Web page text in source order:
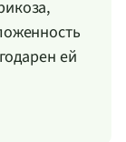
ей